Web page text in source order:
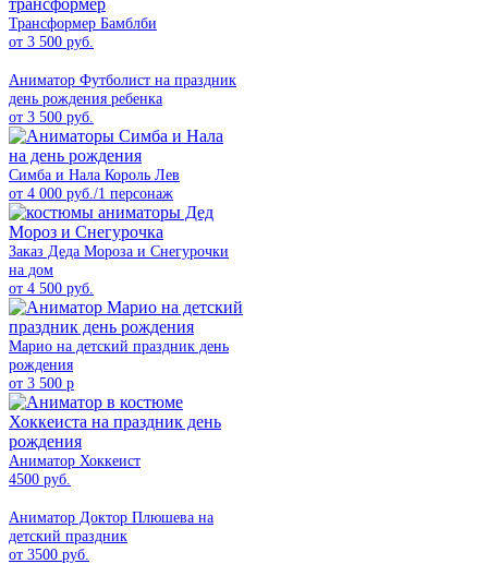
Трансформер Бамблби
от 3 500 руб.
Аниматор Футболист на праздник
день рождения ребенка
от 3 500 руб.
Симба и Нала Король Лев
от 4 000 руб./1 персонаж
Заказ Деда Мороза и Снегурочки
на дом
от 4 500 руб.
Марио на детский праздник день
рождения
от 3 500 р
Аниматор Хоккеист
4500 руб.
Аниматор Доктор Плюшева на
детский праздник
от 3500 руб.